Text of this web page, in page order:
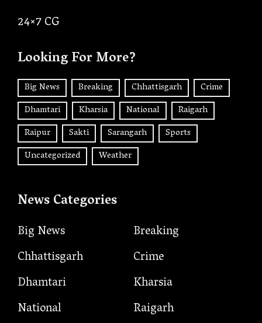
24×7 CG
Looking For More?
Big News Breaking Chhattisgarh
Crime
Dhamtari
Kharsia National
Raigarh
Raipur
Sakti Sarangarh
Sports
Uncategorized
Weather
News Categories
Big News
Breaking
Chhattisgarh
Crime
Dhamtari
Kharsia
National
Raigarh